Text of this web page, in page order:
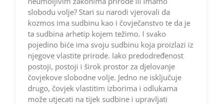
slobodu volje? Stari su narodi vjerovali da
kozmos ima sudbinu kao i čovječanstvo te da je
ta sudbina arhetip kojem težimo. I svako
pojedino biće ima svoju sudbinu koja proizlazi iz
njegove vlastite prirode. Iako predodređenost
postoji, postoji i širok prostor za djelovanje
čovjekove slobodne volje. Jedno ne isključuje
drugo, čovjek vlastitim izborima i odlukama
može utjecati na tijek sudbine i upravljati